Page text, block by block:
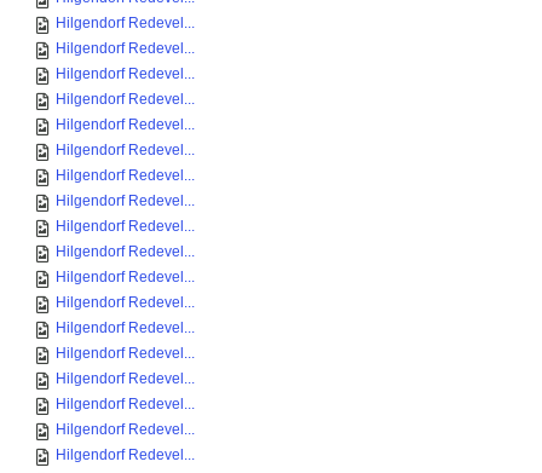
Hilgendorf Redevel...
Hilgendorf Redevel...
Hilgendorf Redevel...
Hilgendorf Redevel...
Hilgendorf Redevel...
Hilgendorf Redevel...
Hilgendorf Redevel...
Hilgendorf Redevel...
Hilgendorf Redevel...
Hilgendorf Redevel...
Hilgendorf Redevel...
Hilgendorf Redevel...
Hilgendorf Redevel...
Hilgendorf Redevel...
Hilgendorf Redevel...
Hilgendorf Redevel...
Hilgendorf Redevel...
Hilgendorf Redevel...